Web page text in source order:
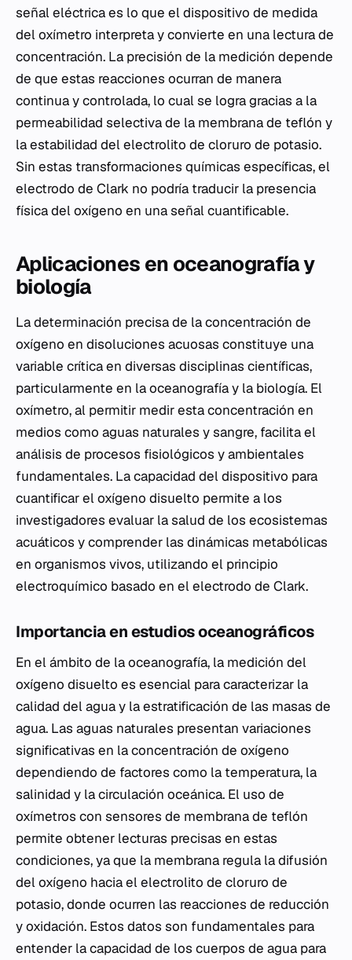
señal eléctrica es lo que el dispositivo de medida
del oxímetro interpreta y convierte en una lectura de
concentración. La precisión de la medición depende
de que estas reacciones ocurran de manera
continua y controlada, lo cual se logra gracias a la
permeabilidad selectiva de la membrana de teflón y
la estabilidad del electrolito de cloruro de potasio.
Sin estas transformaciones químicas específicas, el
electrodo de Clark no podría traducir la presencia
física del oxígeno en una señal cuantificable.
Aplicaciones en oceanografía y
biología
La determinación precisa de la concentración de
oxígeno en disoluciones acuosas constituye una
variable crítica en diversas disciplinas científicas,
particularmente en la oceanografía y la biología. El
oxímetro, al permitir medir esta concentración en
medios como aguas naturales y sangre, facilita el
análisis de procesos fisiológicos y ambientales
fundamentales. La capacidad del dispositivo para
cuantificar el oxígeno disuelto permite a los
investigadores evaluar la salud de los ecosistemas
acuáticos y comprender las dinámicas metabólicas
en organismos vivos, utilizando el principio
electroquímico basado en el electrodo de Clark.
Importancia en estudios oceanográficos
En el ámbito de la oceanografía, la medición del
oxígeno disuelto es esencial para caracterizar la
calidad del agua y la estratificación de las masas de
agua. Las aguas naturales presentan variaciones
significativas en la concentración de oxígeno
dependiendo de factores como la temperatura, la
salinidad y la circulación oceánica. El uso de
oxímetros con sensores de membrana de teflón
permite obtener lecturas precisas en estas
condiciones, ya que la membrana regula la difusión
del oxígeno hacia el electrolito de cloruro de
potasio, donde ocurren las reacciones de reducción
y oxidación. Estos datos son fundamentales para
entender la capacidad de los cuerpos de agua para